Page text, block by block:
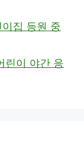
집 등원 중
린이 야간 응